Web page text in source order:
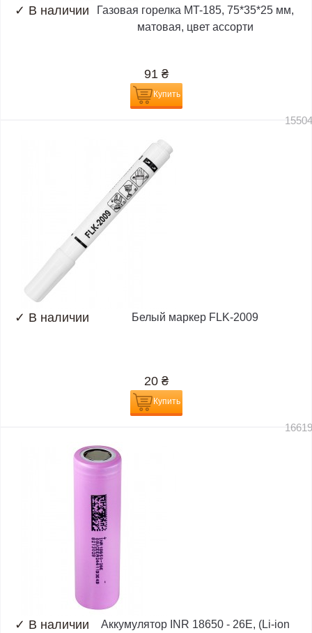
✓ В наличии
Газовая горелка MT-185, 75*35*25 мм,
матовая, цвет ассорти
91 ₴
Купить
✓ В наличии Белый маркер FLK-2009
20 ₴
Купить
✓ В наличии
Аккумулятор INR 18650 - 26E, (Li-ion